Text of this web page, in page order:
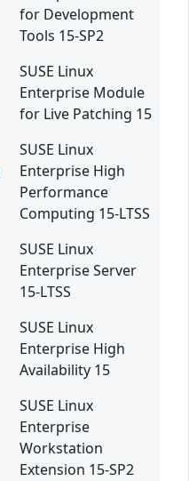
for Development
Tools 15-SP2
SUSE Linux
Enterprise Module
for Live Patching 15
SUSE Linux
Enterprise High
Performance
Computing 15-LTSS
SUSE Linux
Enterprise Server
15-LTSS
SUSE Linux
Enterprise High
Availability 15
SUSE Linux
Enterprise
Workstation
Extension 15-SP2